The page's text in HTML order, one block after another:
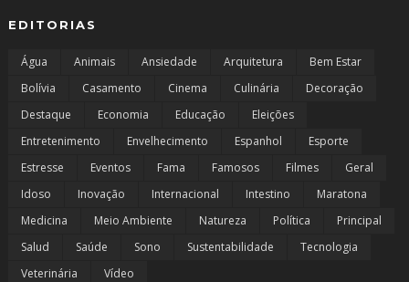
EDITORIAS
Água Animais Ansiedade Arquitetura
Bem Estar
Bolívia
Casamento Cinema Culinária
Decoração
Destaque
Economia Educação
Eleições
Entretenimento
Envelhecimento Espanhol
Esporte
Estresse
Eventos Fama Famosos Filmes
Geral
Idoso
Inovação Internacional Intestino
Maratona
Medicina
Meio Ambiente Natureza Política
Principal
Salud
Saúde Sono Sustentabilidade
Tecnologia
Veterinária
Vídeo